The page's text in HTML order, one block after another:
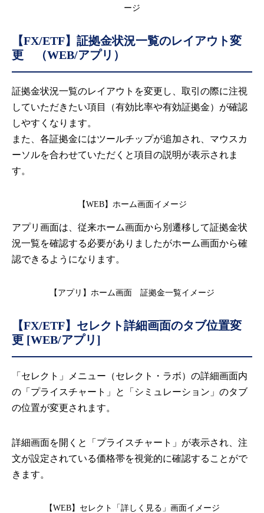
ージ
【FX/ETF】証拠金状況一覧のレイアウト変
更 （WEB/アプリ）
証拠金状況一覧のレイアウトを変更し、取引の際に注視
していただきたい項目（有効比率や有効証拠金）が確認
しやすくなります。
また、各証拠金にはツールチップが追加され、マウスカ
ーソルを合わせていただくと項目の説明が表示されま
す。
【WEB】ホーム画面イメージ
アプリ画面は、従来ホーム画面から別遷移して証拠金状
況一覧を確認する必要がありましたがホーム画面から確
認できるようになります。
【アプリ】ホーム画面 証拠金一覧イメージ
【FX/ETF】 セレクト詳細画面のタブ位置変
更 [WEB/アプリ]
「セレクト」メニュー（セレクト・ラボ）の詳細画面内
の「プライスチャート」と「シミュレーション」のタブ
の位置が変更されます。
詳細画面を開くと「プライスチャート」が表示され、注
文が設定されている価格帯を視覚的に確認することがで
きます。
【WEB】セレクト「詳しく見る」画面イメージ